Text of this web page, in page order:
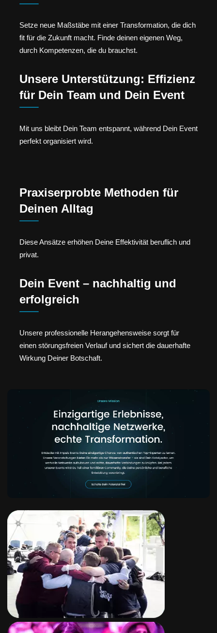
Setze neue Maßstäbe mit einer Transformation, die dich
fit für die Zukunft macht. Finde deinen eigenen Weg,
durch Kompetenzen, die du brauchst.
Unsere Unterstützung: Effizienz
für Dein Team und Dein Event
Mit uns bleibt Dein Team entspannt, während Dein Event
perfekt organisiert wird.
Praxiserprobte Methoden für
Deinen Alltag
Diese Ansätze erhöhen Deine Effektivität beruflich und
privat.
Dein Event – nachhaltig und
erfolgreich
Unsere professionelle Herangehensweise sorgt für
einen störungsfreien Verlauf und sichert die dauerhafte
Wirkung Deiner Botschaft.